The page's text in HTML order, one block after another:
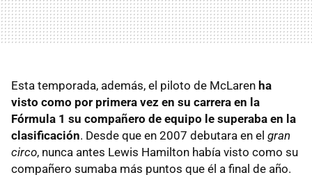
Esta temporada, además, el piloto de McLaren ha
visto como por primera vez en su carrera en la
Fórmula 1 su compañero de equipo le superaba en la
clasificación. Desde que en 2007 debutara en el gran
circo, nunca antes Lewis Hamilton había visto como su
compañero sumaba más puntos que él a final de año.